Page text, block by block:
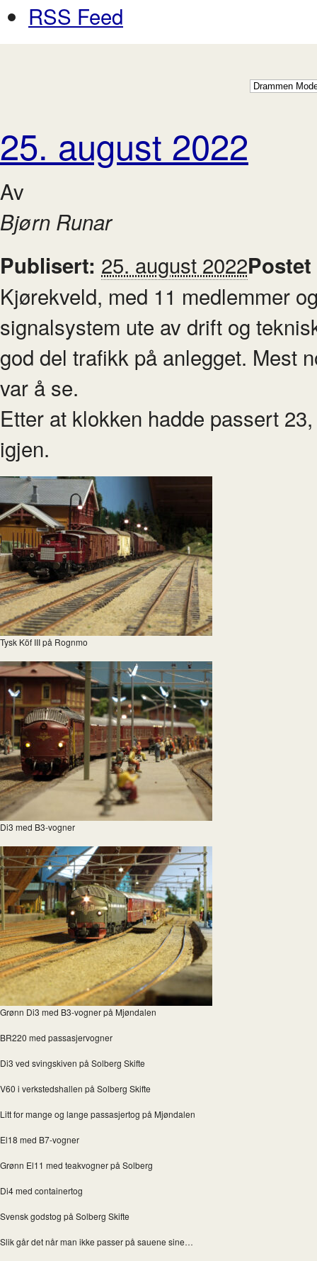
RSS Feed
25. august 2022
Av
Bjørn Runar
Publisert: 25. august 2022
Kjørekveld, med 11 medlemmer
signalsystem ute av drift og
god del trafikk på anlegget. Mest
var å se.
Etter at klokken hadde passert
igjen.
Tysk Köf III på Rognmo
Di3 med B3-vogner
Grønn Di3 med B3-vogner på Mjøndalen
BR220 med passasjervogner
Di3 ved svingskiven på Solberg Skifte
V60 i verkstedshallen på Solberg Skifte
Litt for mange og lange passasjertog på Mjøndalen
El18 med B7-vogner
Grønn El11 med teakvogner på Solberg
Di4 med containertog
Svensk godstog på Solberg Skifte
Slik går det når man ikke passer på sauene sine…